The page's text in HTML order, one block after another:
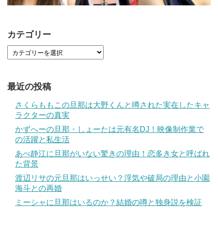
カテゴリー
最近の投稿
さくらももこの旦那は大野くんと噂された実在したキャ
ラクターの真実
かずへーの旦那・しょーたは元有名DJ！映像制作業で
の活躍と私生活
あべ静江に旦那がいない驚きの理由！恋多き女と呼ばれ
た背景
渡辺リサの元旦那はいっせい？浮気や破局の理由と小園
海斗との再婚
ミーシャに旦那はいるのか？結婚の噂と独身説を検証